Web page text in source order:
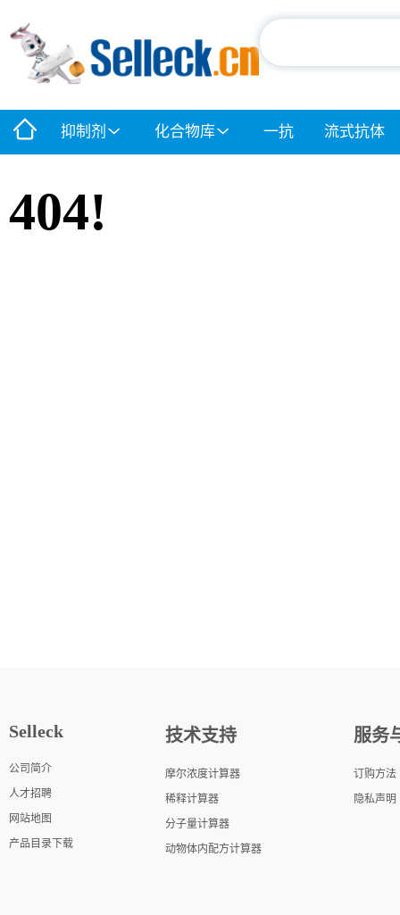
抑制剂 化合物库 一抗 流式抗体
404!
Selleck
公司简介
人才招聘
网站地图
产品目录下载
技术支持
摩尔浓度计算器
稀释计算器
分子量计算器
动物体内配方计算器
服务
订购方法
隐私声明